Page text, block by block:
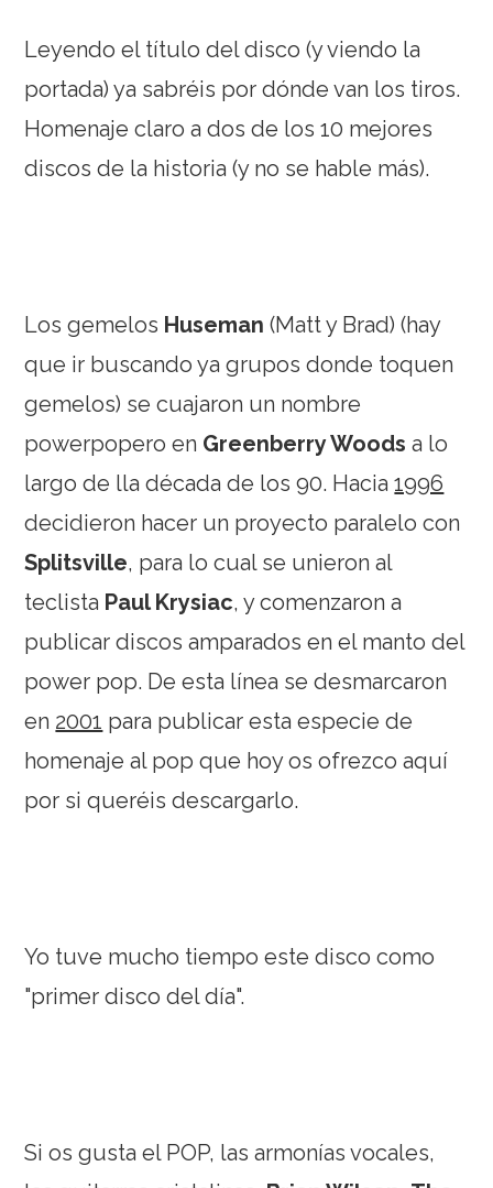
Leyendo el título del disco (y viendo la
portada) ya sabréis por dónde van los tiros.
Homenaje claro a dos de los 10 mejores
discos de la historia (y no se hable más).
Los gemelos Huseman(Matt y Brad) (hay
que ir buscando ya grupos donde toquen
gemelos) se cuajaron un nombre
powerpopero en Greenberry Woodsa lo
largo de lla década de los 90. Hacia1996
decidieron hacer un proyecto paralelo con
Splitsville, para lo cual se unieron al
teclista Paul Krysiac, y comenzaron a
publicar discos amparados en el manto del
power pop. De esta línea se desmarcaron
en 2001 para publicar esta especie de
homenaje al pop que hoy os ofrezco aquí
por si queréis descargarlo.
Yo tuve mucho tiempo este disco como
"primer disco del día".
Si os gusta el POP, las armonías vocales,